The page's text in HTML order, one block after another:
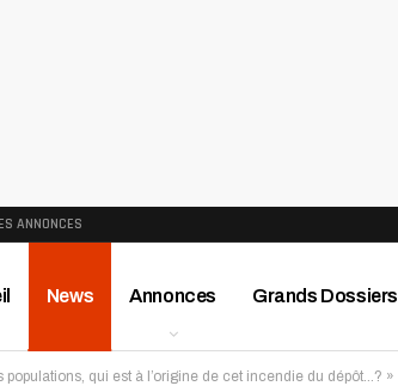
ANNONCES
News Annonces Grands Dossiers
populations, qui est à l’origine de cet incendie du dépôt…? »